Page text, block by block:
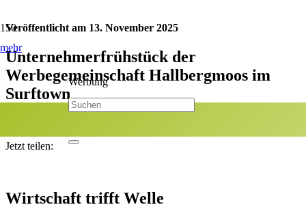
mehr
Werbung
Veröffentlicht am 13. November 2025
Unternehmerfrühstück der
Werbegemeinschaft Hallbergmoos im
Surftown
Jetzt teilen:
Wirtschaft trifft Welle